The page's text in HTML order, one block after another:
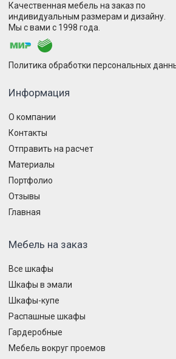
Качественная мебель на заказ по
индивидуальным размерам и дизайну.
Мы с вами с 1998 года.
Политика обработки персональных
Информация
О компании
Контакты
Отправить на расчет
Материалы
Портфолио
Отзывы
Главная
Мебель на заказ
Все шкафы
Шкафы в эмали
Шкафы-купе
Распашные шкафы
Гардеробные
Мебель вокруг проемов